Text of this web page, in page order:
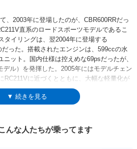
、2003年に登場したのが、CBR600RRだっ
直系のロードスポーツモデルであるこ
タイリングは、翌2004年に登場する
った。搭載されたエンジンは、599ccの水
ット。国内仕様は控えめな69psだったが、
デル）を発揮した。2005年にはモデルチェン
RC211Vに近づくとともに、大幅な軽量化が
モデルチェンジ、以降はほぼ同仕様でABS
年に新設計のカウルデザインを採用した
ーツとして、テレフォニカモビスターカラー
カラー（2008年）、レプソルカラー（2013
カラーの設定でも楽しませてくれた。
▼ 続きを見る
んな人たちが乗ってます